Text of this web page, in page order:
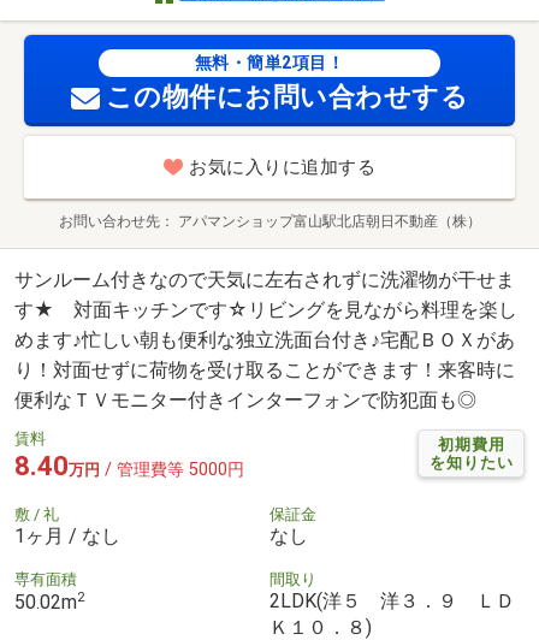
無料・簡単2項目！
この物件にお問い合わせする
お気に入りに追加する
お問い合わせ先 アパマンショップ富山駅北店朝日不動産（株）
サンルーム付きなので天気に左右されずに洗濯物が干せま
す★ 対面キッチンです☆リビングを見ながら料理を楽し
めます♪忙しい朝も便利な独立洗面台付き♪宅配ＢＯＸがあ
り！対面せずに荷物を受け取ることができます！来客時に
便利なＴＶモニター付きインターフォンで防犯面も◎
初期費用
を知りたい
賃料
8.40万円 / 管理費等 5000円
敷 / 礼
1ヶ月 / なし
保証金
なし
専有面積
50.02m2
間取り
2LDK(洋５ 洋３．９ ＬＤ
Ｋ１０．８)